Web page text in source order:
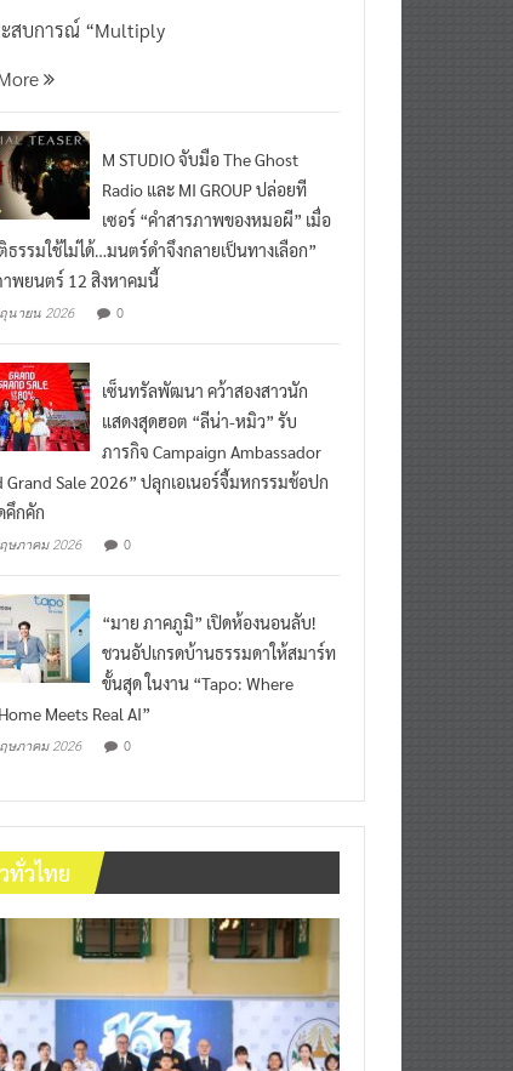
ะสบการณ์ “Multiply
M STUDIO จับมือ The Ghost
Radio และ MI GROUP ปล่อยที
เซอร์ “คำสารภาพของหมอผี” เมื่อ
ธรรมใช้ไม่ได้…มนตร์ดำจึงกลายเป็นทางเลือก”
าพยนตร์ 12 สิงหาคมนี้
นายน 2026 0
เซ็นทรัลพัฒนา คว้าสองสาวนัก
แสดงสุดฮอต “ลีน่า-หมิว” รับ
ภารกิจ Campaign Ambassador
Grand Sale 2026” ปลุกเอเนอร์จี้มหกรรมช้อปก
คึกคัก
ษภาคม 2026 0
“มาย ภาคภูมิ” เปิดห้องนอนลับ!
ชวนอัปเกรดบ้านธรรมดาให้สมาร์ท
ขั้นสุด ในงาน “Tapo: Where
Meets Real AI”
ษภาคม 2026 0
ทั่วไทย